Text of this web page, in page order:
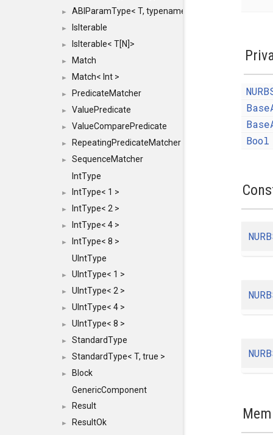
► ABIParamType< T, typename std::enable_if<
► IsIterable
► IsIterable< T[N]>
► Match
► Match< Int >
► PredicateMatcher
► ValuePredicate
► ValueComparePredicate
► RepeatingPredicateMatcher
►
SequenceMatcher
IntType
► IntType< 1 >
► IntType< 2 >
► IntType< 4 >
►
IntType< 8 >
UIntType
► UIntType< 1 >
► UIntType< 2 >
► UIntType< 4 >
► UIntType< 8 >
► StandardType
► StandardType< T, true >
►
Block
GenericComponent
► Result
►
ResultOk
Bool